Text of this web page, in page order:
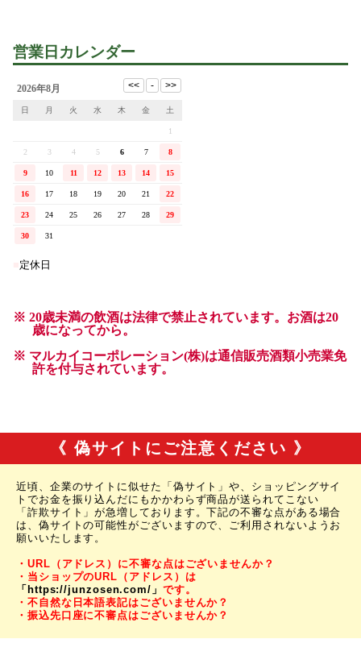
《 偽サイトにご注意ください 》
近頃、企業のサイトに似せた「偽サイト」や、ショッピングサイ
トでお金を振り込んだにもかかわらず商品が送られてこない
「詐欺サイト」が急増しております。下記の不審な点がある場合
は、偽サイトの可能性がございますので、ご利用されないようお
願いいたします。
・URL（アドレス）に不審な点はございませんか？
・当ショップのURL（アドレス）は
「https://junzosen.com/」 です。
・不自然な日本語表記はございませんか？
・振込先口座に不審点はございませんか？